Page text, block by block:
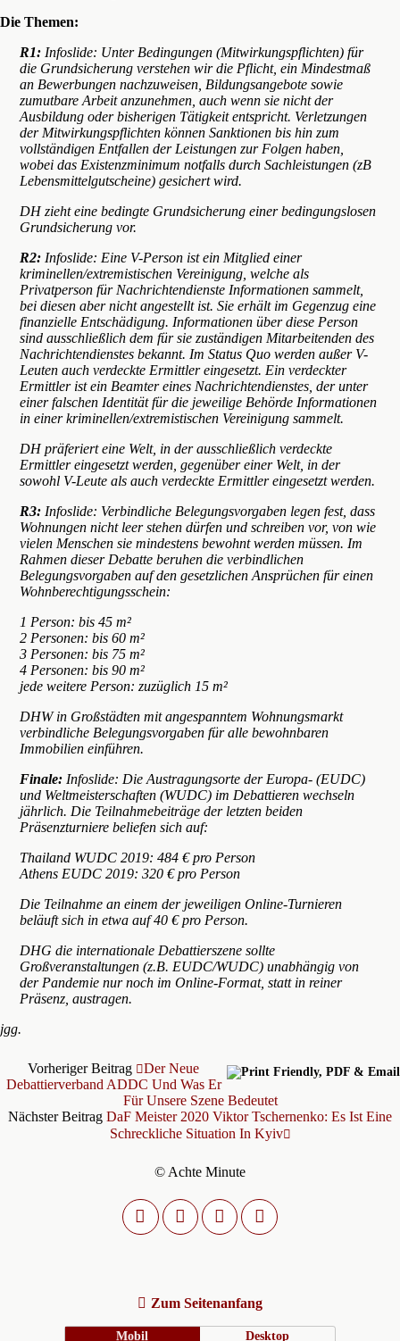
Die Themen:
R1: Infoslide: Unter Bedingungen (Mitwirkungspflichten) für
die Grundsicherung verstehen wir die Pflicht, ein Mindestmaß
an Bewerbungen nachzuweisen, Bildungsangebote sowie
zumutbare Arbeit anzunehmen, auch wenn sie nicht der
Ausbildung oder bisherigen Tätigkeit entspricht. Verletzungen
der Mitwirkungspflichten können Sanktionen bis hin zum
vollständigen Entfallen der Leistungen zur Folgen haben,
wobei das Existenzminimum notfalls durch Sachleistungen (zB
Lebensmittelgutscheine) gesichert wird.
DH zieht eine bedingte Grundsicherung einer bedingungslosen
Grundsicherung vor.
R2: Infoslide: Eine V-Person ist ein Mitglied einer
kriminellen/extremistischen Vereinigung, welche als
Privatperson für Nachrichtendienste Informationen sammelt,
bei diesen aber nicht angestellt ist. Sie erhält im Gegenzug eine
finanzielle Entschädigung. Informationen über diese Person
sind ausschließlich dem für sie zuständigen Mitarbeitenden des
Nachrichtendienstes bekannt. Im Status Quo werden außer V-
Leuten auch verdeckte Ermittler eingesetzt. Ein verdeckter
Ermittler ist ein Beamter eines Nachrichtendienstes, der unter
einer falschen Identität für die jeweilige Behörde Informationen
in einer kriminellen/extremistischen Vereinigung sammelt.
DH präferiert eine Welt, in der ausschließlich verdeckte
Ermittler eingesetzt werden, gegenüber einer Welt, in der
sowohl V-Leute als auch verdeckte Ermittler eingesetzt werden.
R3: Infoslide: Verbindliche Belegungsvorgaben legen fest, dass
Wohnungen nicht leer stehen dürfen und schreiben vor, von wie
vielen Menschen sie mindestens bewohnt werden müssen. Im
Rahmen dieser Debatte beruhen die verbindlichen
Belegungsvorgaben auf den gesetzlichen Ansprüchen für einen
Wohnberechtigungsschein:
1 Person: bis 45 m²
2 Personen: bis 60 m²
3 Personen: bis 75 m²
4 Personen: bis 90 m²
jede weitere Person: zuzüglich 15 m²
DHW in Großstädten mit angespanntem Wohnungsmarkt
verbindliche Belegungsvorgaben für alle bewohnbaren
Immobilien einführen.
Finale: Infoslide: Die Austragungsorte der Europa- (EUDC)
und Weltmeisterschaften (WUDC) im Debattieren wechseln
jährlich. Die Teilnahmebeiträge der letzten beiden
Präsenzturniere beliefen sich auf:
Thailand WUDC 2019: 484 € pro Person
Athens EUDC 2019: 320 € pro Person
Die Teilnahme an einem der jeweiligen Online-Turnieren
beläuft sich in etwa auf 40 € pro Person.
DHG die internationale Debattierszene sollte
Großveranstaltungen (z.B. EUDC/WUDC) unabhängig von
der Pandemie nur noch im Online-Format, statt in reiner
Präsenz, austragen.
jgg.
Vorheriger Beitrag
Der Neue
Debattierverband ADDC Und Was Er
Für Unsere Szene Bedeutet
Nächster Beitrag DaF Meister 2020 Viktor Tschernenko: Es Ist Eine
Schreckliche Situation In Kyiv
© Achte Minute
Zum Seitenanfang
Mobil Desktop